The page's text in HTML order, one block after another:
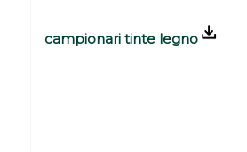
campionari tinte legno